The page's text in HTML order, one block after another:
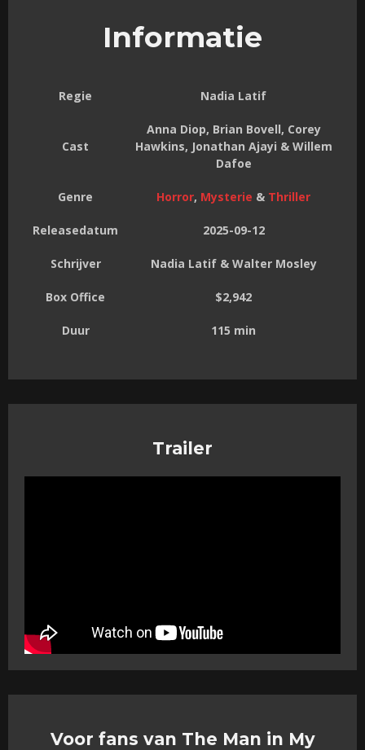
Informatie
Regie Nadia Latif
Cast
Anna Diop, Brian Bovell, Corey
Hawkins, Jonathan Ajayi & Willem
Dafoe
Genre Horror, Mysterie & Thriller
Releasedatum 2025-09-12
Schrijver Nadia Latif & Walter Mosley
Box Office $2,942
Duur 115 min
Trailer
Voor fans van The Man in My